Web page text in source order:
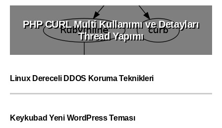
PHP CURL Multi Kullanımı ve Detayları
Thread Yapımı
Linux Dereceli DDOS Koruma Teknikleri
Keykubad Yeni WordPress Teması